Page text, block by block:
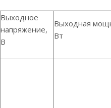
Выходное
напряжение,
В
Выходная
Вт